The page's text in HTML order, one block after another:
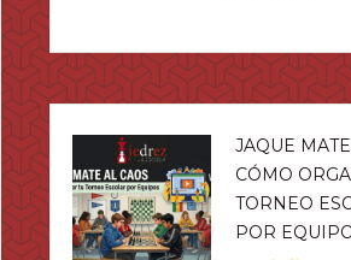
JAQUE
CÓMO
TORNEO
POR